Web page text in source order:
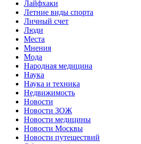
Лайфхаки
Летние виды спорта
Личный счет
Люди
Места
Мнения
Мода
Народная медицина
Наука
Наука и техника
Недвижимость
Новости
Новости ЗОЖ
Новости медицины
Новости Москвы
Новости путешествий